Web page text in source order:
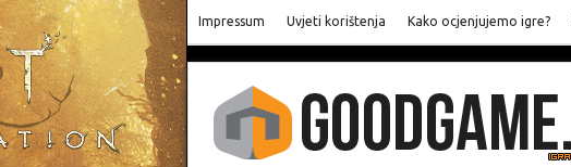
Impressum Uvjeti korištenja Kako ocjenjujemo igre?